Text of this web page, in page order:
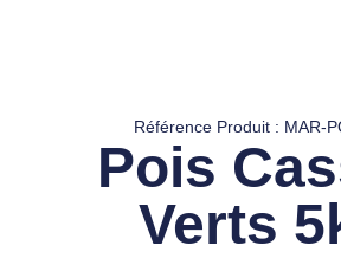
Référence Produit : MAR-
Pois
Verts